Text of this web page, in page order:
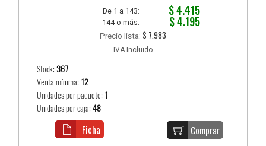
De 1 a 143: $ 4.415
144 o más: $ 4.195
Precio lista: $ 7.983
IVA Incluido
Stock:367
Venta mínima: 12
Unidades por paquete: 1
Unidades por caja:48
Comprar
Ficha